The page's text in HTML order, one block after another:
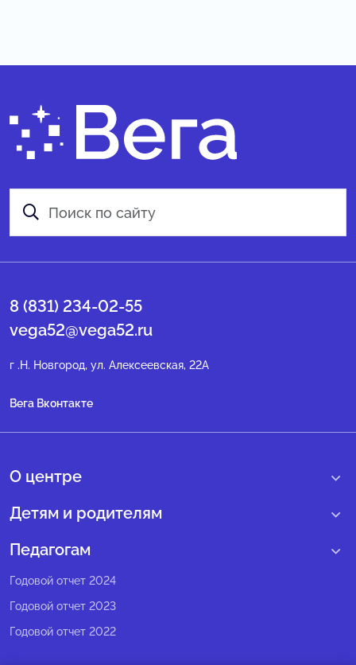
8 (831) 234-02-55
vega52@vega52.ru
г .Н. Новгород, ул. Алексеевская, 22А
Вега Вконтакте
О центре
О нас
Структура регионального центра
Педагогический состав
Попечительский совет
Экспертный совет
Детям и родителям
Учебные интенсивные сборы
Педагогам
Программы Веги
Программы Сириус
Методические рекомендации
Годовой отчет 2024
Годовой отчет 2023
Годовой отчет 2022